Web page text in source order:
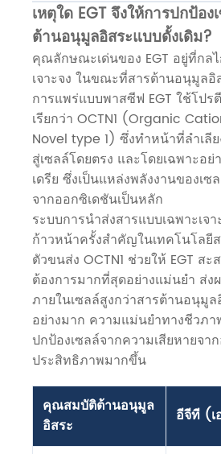
เหตุใด EGT จึงให้การปกป้อ
ต้านอนุมูลอิสระแบบดั้งเดิม?
คุณลักษณะเด่นของ EGT อยู่ที่กล
เจาะจง ในขณะที่สารต้านอนุมูล
การแพร่แบบพาสซีฟ EGT ใช้โปร
เรียกว่า OCTN1 (Organic
Novel type 1) ซึ่งทำหน้าที่ลำเลีย
สู่เซลล์โดยตรง และโดยเฉพาะอ
เดรีย ซึ่งเป็นแหล่งพลังงานของเซ
จากออกซิเดชันเป็นหลัก
ระบบการนำส่งสารแบบเฉพาะเจ
ก้าวหน้าครั้งสำคัญในเทคโนโลยี
ตัวขนส่ง OCTN1 ช่วยให้ EGT ส
ต้องการมากที่สุดอย่างแม่นยำ ส่ง
ภายในเซลล์สูงกว่าสารต้านอนุมูล
อย่างมาก ความแม่นยำทางชีวภา
ปกป้องเซลล์จากความเสียหายจา
ประสิทธิภาพมากขึ้น
คุณสมบัติต้านอนุมูล
อิสระ
อีจีที (